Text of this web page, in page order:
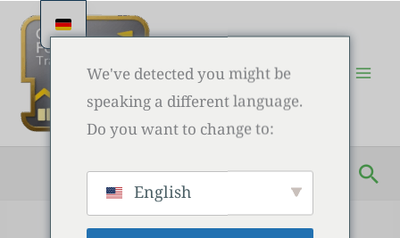
Inhalt
springen
We've detected you might be
speaking a different language.
Do you want to change to:
English